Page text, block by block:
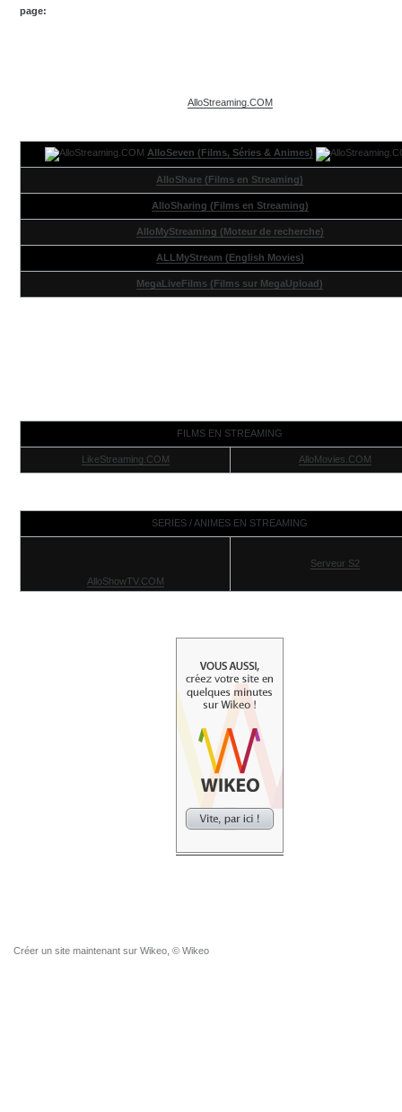
page:
AlloStreaming.COM
AlloSeven (Films, Séries & Animes)
AlloShare (Films en Streaming)
AlloSharing (Films en Streaming)
AlloMyStreaming (Moteur de recherche)
ALLMyStream (English Movies)
MegaLiveFilms (Films sur MegaUpload)
FILMS EN STREAMING
LikeStreaming.COM AlloMovies.COM
SERIES / ANIMES EN STREAMING
AlloShowTV.COM
Serveur S2
Créer un site maintenant sur Wikeo, © Wikeo